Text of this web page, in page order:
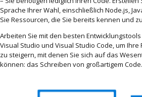
Sprache Ihrer Wahl, einschließlich Node.js,
Sie Ressourcen, die Sie bereits kennen und
Arbeiten Sie mit den besten
Visual Studio und Visual Studio Code, um
zu steigern, mit denen Sie sich auf das
können: das Schreiben von großartigem Code.